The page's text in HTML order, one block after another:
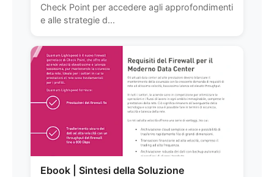
Check Point per accedere agli approfondimenti
e alle strategie d...
Ebook | Sintesi della Soluzione